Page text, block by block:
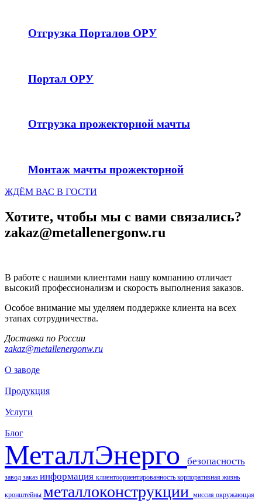
Отгрузка Порталов ОРУ
Портал ОРУ
Отгрузка прожекторной мачты
Монтаж мачты прожекторной
ЖДЁМ ВАС В ГОСТИ
Хотите, чтобы мы с вами связались?
zakaz@metallenergonw.ru
В работе с нашими клиентами нашу компанию отличает
высокий профессионализм и скорость выполнения заказов.
Особое внимание мы уделяем поддержке клиента на всех
этапах сотрудничества.
Доставка по России
zakaz@metallenergonw.ru
О заводе
Продукция
Услуги
Блог
МеталлЭнерго безопасность
завод заказ информация клиентоориентированность корпоративная жизнь
кронштейны металлоконструкции миссия окружающая